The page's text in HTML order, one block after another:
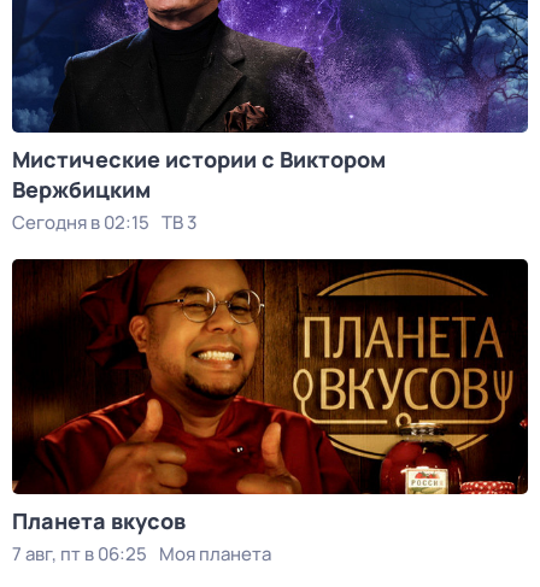
Мистические истории с Виктoром
Bержбицким
Сегодня в 02:15 ТВ 3
Планета вкусов
7 авг, пт в 06:25 Моя планета